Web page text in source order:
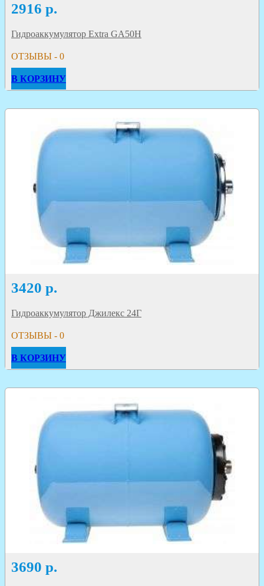
2916 р.
Гидроаккумулятор Extra GA50H
ОТЗЫВЫ - 0
В КОРЗИНУ
3420 р.
Гидроаккумулятор Джилекс 24Г
ОТЗЫВЫ - 0
В КОРЗИНУ
3690 р.